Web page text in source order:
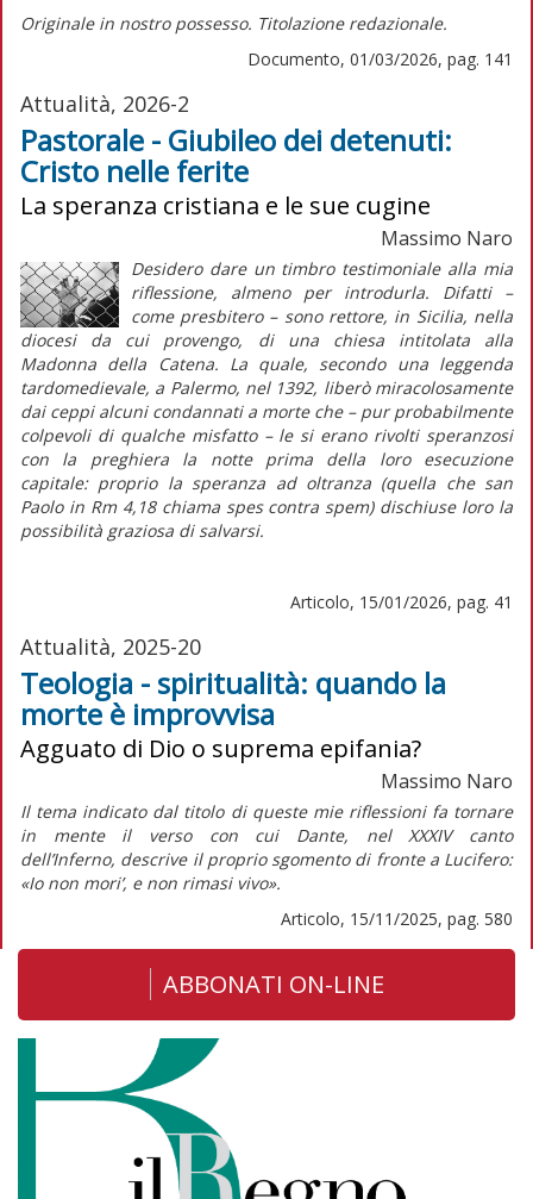
Originale in nostro possesso. Titolazione redazionale.
Documento, 01/03/2026, pag. 141
Attualità, 2026-2
Pastorale - Giubileo dei detenuti:
Cristo nelle ferite
La speranza cristiana e le sue cugine
Massimo Naro
Desidero dare un timbro testimoniale alla mia
riflessione, almeno per introdurla. Difatti –
come presbitero – sono rettore, in Sicilia, nella
diocesi da cui provengo, di una chiesa intitolata alla
Madonna della Catena. La quale, secondo una leggenda
tardomedievale, a Palermo, nel 1392, liberò miracolosamente
dai ceppi alcuni condannati a morte che – pur probabilmente
colpevoli di qualche misfatto – le si erano rivolti speranzosi
con la preghiera la notte prima della loro esecuzione
capitale: proprio la speranza ad oltranza (quella che san
Paolo in Rm 4,18 chiama spes contra spem) dischiuse loro la
possibilità graziosa di salvarsi.
Articolo, 15/01/2026, pag. 41
Attualità, 2025-20
Teologia - spiritualità: quando la
morte è improvvisa
Agguato di Dio o suprema epifania?
Massimo Naro
Il tema indicato dal titolo di queste mie riflessioni fa tornare
in mente il verso con cui Dante, nel XXXIV canto
dell’Inferno, descrive il proprio sgomento di fronte a Lucifero:
«Io non mori’, e non rimasi vivo».
Articolo, 15/11/2025, pag. 580
ABBONATI ON-LINE